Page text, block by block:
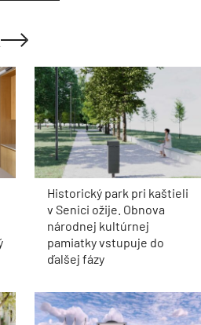
Historický park pri kaštieli
v Senici ožije. Obnova
národnej kultúrnej
pamiatky vstupuje do
ďalšej fázy